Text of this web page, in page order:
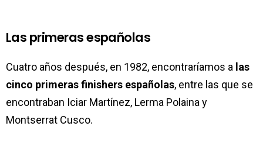
Las primeras españolas
Cuatro años después, en 1982, encontraríamos a las
cinco primeras finishers españolas, entre las que se
encontraban Iciar Martínez, Lerma Polaina y
Montserrat Cusco.